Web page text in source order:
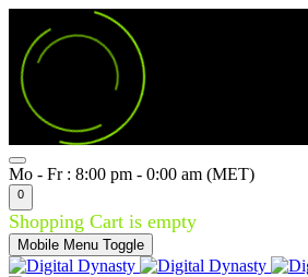
Mo - Fr : 8:00 pm - 0:00 am (MET)
0
Shopping Cart is empty
Mobile Menu Toggle